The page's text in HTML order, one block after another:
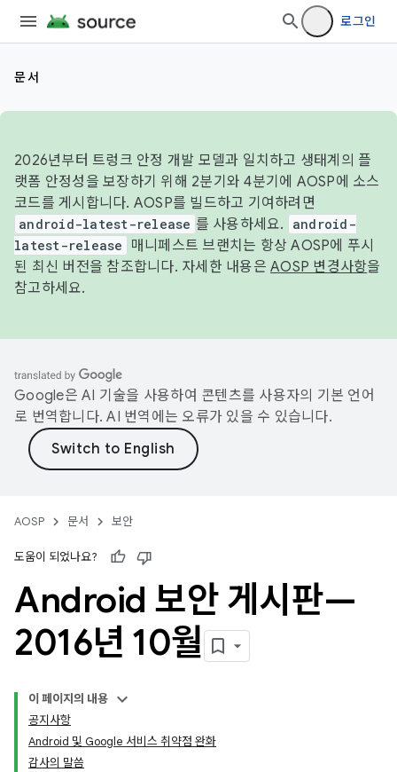
로그인
문서
2026년부터 트렁크 안정 개발 모델과 일치하고 생태계의 플
랫폼 안정성을 보장하기 위해 2분기와 4분기에 AOSP에 소스
코드를 게시합니다. AOSP를 빌드하고 기여하려면
android-latest-release 를 사용하세요.
android-
latest-release
매니페스트 브랜치는 항상 AOSP에 푸시
된 최신 버전을 참조합니다. 자세한 내용은 AOSP 변경사항을
참고하세요.
Google은 AI 기술을 사용하여 콘텐츠를 사용자의 기본 언어
로 번역합니다. AI 번역에는 오류가 있을 수 있습니다.
AOSP 문서 보안
도움이 되었나요?
Android 보안 게시판—
2016년 10월
이 페이지의 내용
공지사항
Android 및 Google 서비스 취약점 완화
감사의 말씀